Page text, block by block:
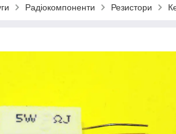
Радіокомпоненти Резистори